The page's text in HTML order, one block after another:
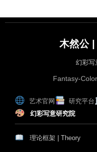
木然公
幻彩写
Fantasy-
艺术官网 研究平台
幻彩写意研究院
理论框架 | Theory